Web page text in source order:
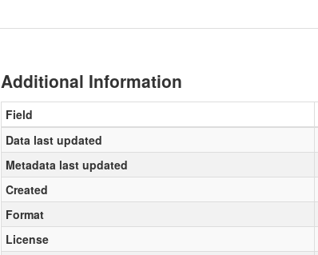
Additional Information
Field
Data last updated
Metadata last updated
Created
Format
License